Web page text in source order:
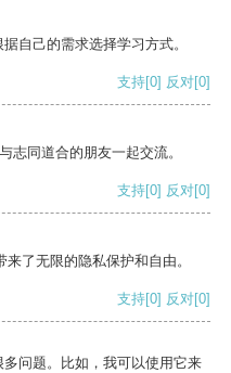
自己的需求选择学习方式。
支持[0] 反对[0]
志同道合的朋友一起交流。
支持[0] 反对[0]
了无限的隐私保护和自由。
支持[0] 反对[0]
问题。比如，我可以使用它来